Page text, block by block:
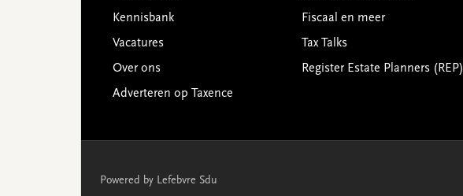
Kennisbank
Vacatures
Over ons
Adverteren op Taxence
Fiscaal en meer
Tax Talks
Register Estate Planners (REP)
Powered by Lefebvre Sdu